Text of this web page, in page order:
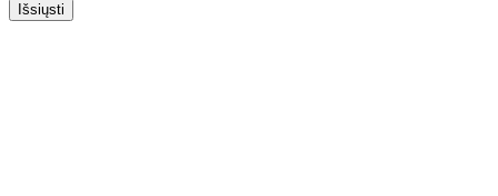
Išsiųsti